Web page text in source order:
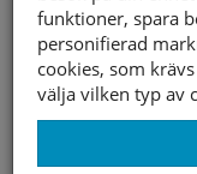
funktioner, spara
personifierad
cookies, som
välja vilken typ av